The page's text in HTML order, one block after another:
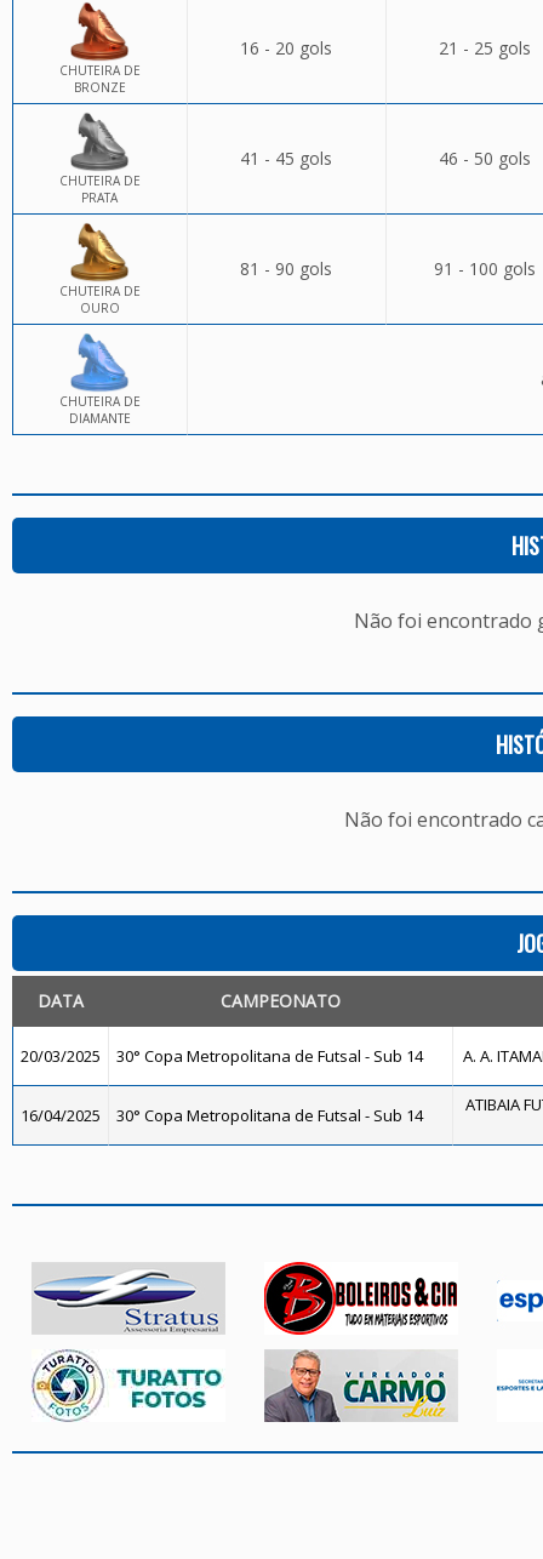
CHUTEIRA DE
BRONZE
16 - 20 gols 21 - 25 gols
CHUTEIRA DE
PRATA
41 - 45 gols 46 - 50 gols
CHUTEIRA DE
OURO
81 - 90 gols 91 - 100 gols
CHUTEIRA DE
DIAMANTE
Não foi encontrado
Não foi encontrado
DATA CAMPEONATO
20/03/2025 30° Copa Metropolitana de Futsal - Sub 14 A. A.
16/04/2025 30° Copa Metropolitana de Futsal - Sub 14 ATIBAIA